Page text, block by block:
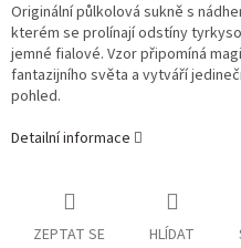
Originální půlkolová sukně s
kterém se prolínají odstíny
jemné fialové. Vzor připomíná
fantazijního světa a vytváří
pohled.
Detailní informace
ZEPTAT SE HLÍDAT